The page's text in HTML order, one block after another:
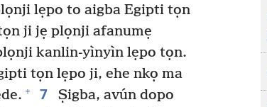
lẹpo to aigba Egipti tọn
ji jẹ plọnji afanumẹ
kanlin-yìnyìn lẹpo tọn.
tọn lẹpo ji, ehe nkọ ma
+ 7
Ṣigba, avún dopo